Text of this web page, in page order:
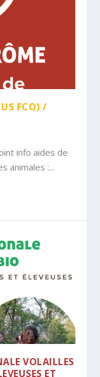
FCO) /
info aides de
animales :...
VOLAILLES
ET